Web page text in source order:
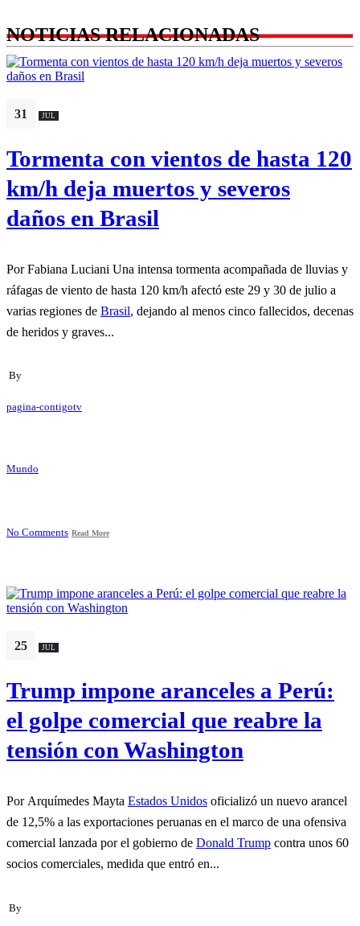
NOTICIAS RELACIONADAS
31 JUL
Tormenta con vientos de hasta 120
km/h deja muertos y severos
daños en Brasil
Por Fabiana Luciani Una intensa tormenta acompañada de lluvias y
ráfagas de viento de hasta 120 km/h afectó este 29 y 30 de julio a
varias regiones de Brasil, dejando al menos cinco fallecidos, decenas
de heridos y graves...
By
pagina-contigotv
Mundo
No Comments Read More
25 JUL
Trump impone aranceles a Perú:
el golpe comercial que reabre la
tensión con Washington
Por Arquímedes Mayta Estados Unidos oficializó un nuevo arancel
de 12,5% a las exportaciones peruanas en el marco de una ofensiva
comercial lanzada por el gobierno de Donald Trump contra unos 60
socios comerciales, medida que entró en...
By